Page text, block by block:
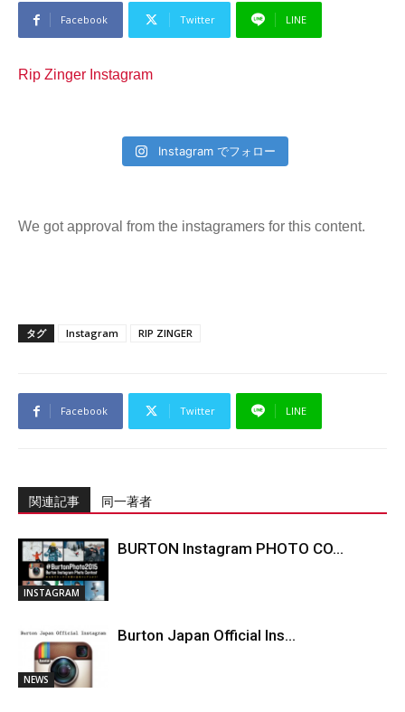
Facebook Twitter LINE
Rip Zinger Instagram
Instagram でフォロー
We got approval from the instagramers for this content.
タグ Instagram RIP ZINGER
Facebook Twitter LINE
関連記事 同一著者
INSTAGRAM
BURTON Instagram PHOTO CO...
NEWS
Burton Japan Official Ins...